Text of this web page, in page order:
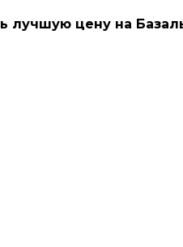
лучшую цену на